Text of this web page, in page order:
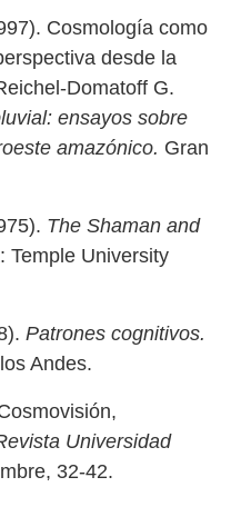
Cosmología como
desde la
Domatoff G.
ensayos sobre
amazónico. Gran
The Shaman and
Temple University
Patrones cognitivos.
Andes.
Universidad
32-42.